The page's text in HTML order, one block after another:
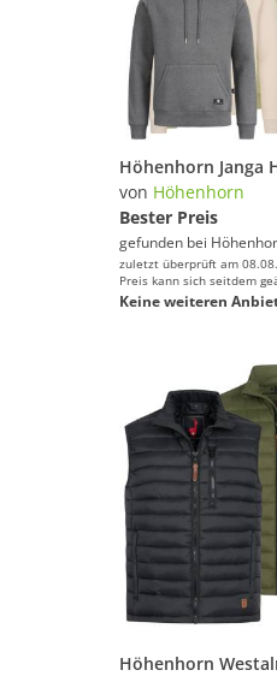
von Höhenhorn
Bester Preis
gefunden bei
zuletzt überprüft am
Preis kann sich seitdem
Keine weiteren